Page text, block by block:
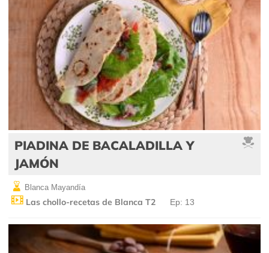
PIADINA DE BACALADILLA Y
JAMÓN
Blanca Mayandía
Las chollo-recetas de Blanca T2 Ep: 13